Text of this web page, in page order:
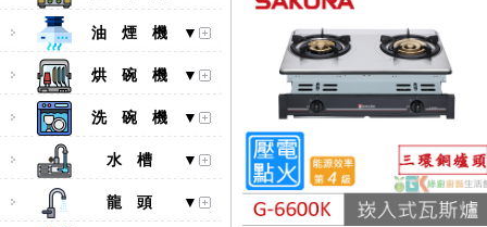
油 煙 機 ▼
烘 碗 機 ▼
洗 碗 機 ▼
水 槽 ▼
龍 頭 ▼